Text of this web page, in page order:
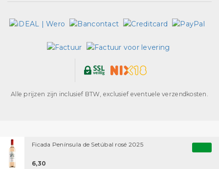
Ficada Península de Setúbal rosé 2025
6,30
Alle prijzen zijn inclusief BTW, exclusief eventuele verzendkosten.